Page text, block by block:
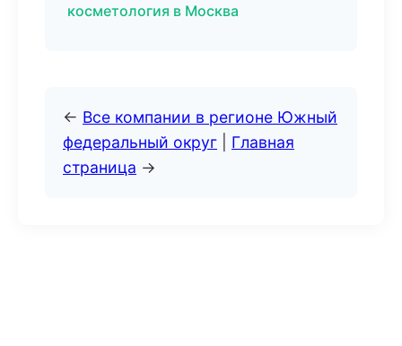
косметология в Москва
← Все компании в регионе Южный
федеральный округ
Главная
страница →